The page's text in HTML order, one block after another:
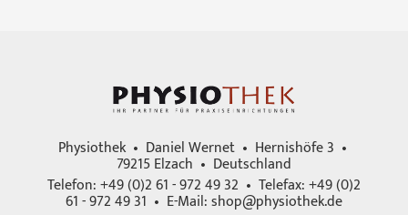
Physiothek • Daniel Wernet • Hernishöfe 3 •
79215 Elzach • Deutschland
Telefon: +49 (0)2 61 - 972 49 32 • Telefax: +49 (0)2
61 - 972 49 31 • E-Mail:shop@physiothek.de